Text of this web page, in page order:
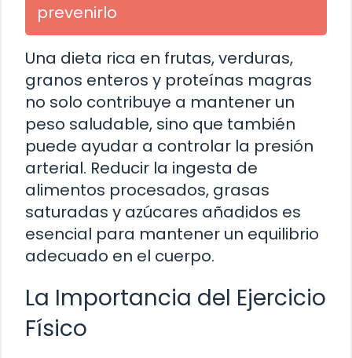
prevenirlo
Una dieta rica en frutas, verduras,
granos enteros y proteínas magras
no solo contribuye a mantener un
peso saludable, sino que también
puede ayudar a controlar la presión
arterial. Reducir la ingesta de
alimentos procesados, grasas
saturadas y azúcares añadidos es
esencial para mantener un equilibrio
adecuado en el cuerpo.
La Importancia del Ejercicio
Físico